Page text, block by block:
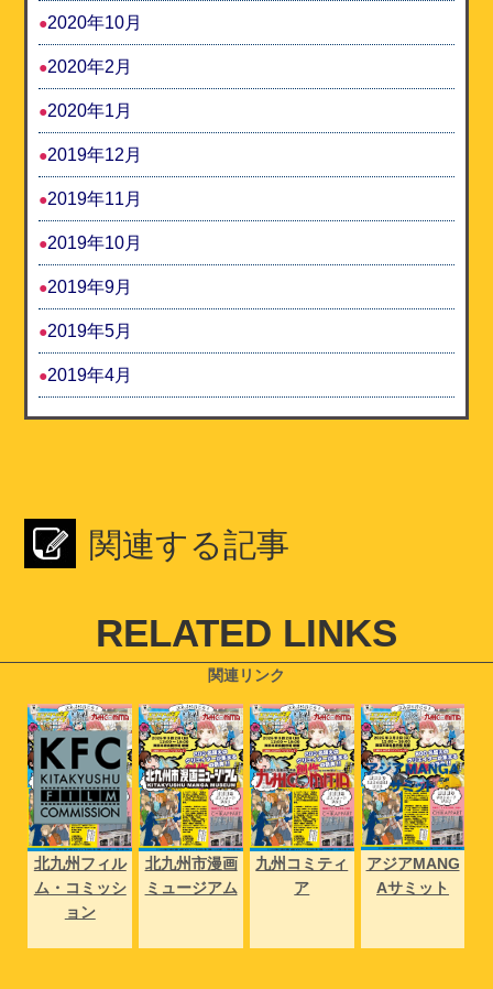
2020年10月
2020年2月
2020年1月
2019年12月
2019年11月
2019年10月
2019年9月
2019年5月
2019年4月
関連する記事
RELATED LINKS
関連リンク
北九州フィル
ム・コミッシ
ョン
北九州市漫画
ミュージアム
九州コミティ
ア
アジアMANG
Aサミット